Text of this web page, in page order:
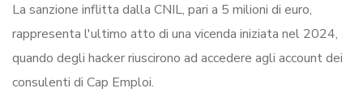
La sanzione inflitta dalla CNIL, pari a 5 milioni di euro,
rappresenta l'ultimo atto di una vicenda iniziata nel 2024,
quando degli hacker riuscirono ad accedere agli account dei
consulenti di Cap Emploi.